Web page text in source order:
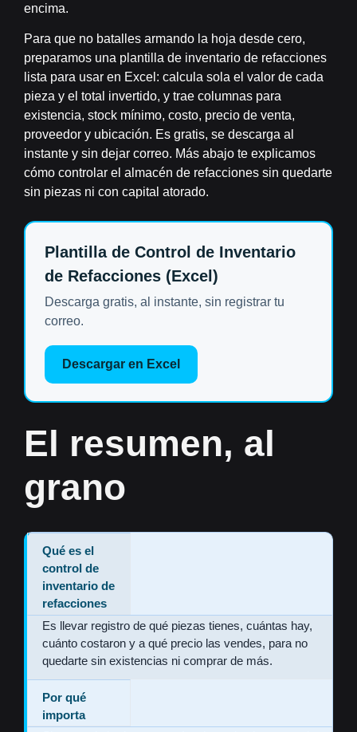
encima.
Para que no batalles armando la hoja desde cero,
preparamos una plantilla de inventario de refacciones
lista para usar en Excel: calcula sola el valor de cada
pieza y el total invertido, y trae columnas para
existencia, stock mínimo, costo, precio de venta,
proveedor y ubicación. Es gratis, se descarga al
instante y sin dejar correo. Más abajo te explicamos
cómo controlar el almacén de refacciones sin quedarte
sin piezas ni con capital atorado.
Plantilla de Control de Inventario
de Refacciones (Excel)
Descarga gratis, al instante, sin registrar tu
correo.
Descargar en Excel
El resumen, al
grano
Qué es el
control de
inventario de
refacciones
Es llevar registro de qué piezas tienes, cuántas hay,
cuánto costaron y a qué precio las vendes, para no
quedarte sin existencias ni comprar de más.
Por qué
importa